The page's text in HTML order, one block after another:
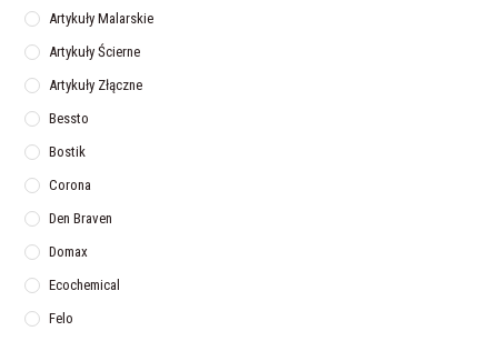
Artykuły Malarskie
Artykuły Ścierne
Artykuły Złączne
Bessto
Bostik
Corona
Den Braven
Domax
Ecochemical
Felo